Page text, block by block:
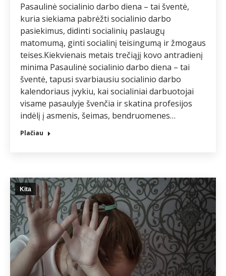
Pasaulinė socialinio darbo diena – tai šventė,
kuria siekiama pabrėžti socialinio darbo
pasiekimus, didinti socialinių paslaugų
matomumą, ginti socialinį teisingumą ir žmogaus
teises.Kiekvienais metais trečiąjį kovo antradienį
minima Pasaulinė socialinio darbo diena – tai
šventė, tapusi svarbiausiu socialinio darbo
kalendoriaus įvykiu, kai socialiniai darbuotojai
visame pasaulyje švenčia ir skatina profesijos
indėlį į asmenis, šeimas, bendruomenes…
Plačiau
Kita